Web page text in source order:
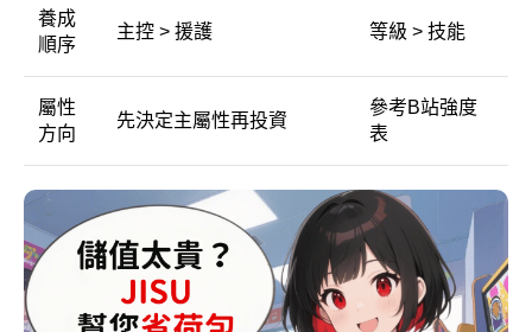
養成
順序
主控 > 援護 等級 > 技能
屬性
方向
先決定主屬性再投資
參考B站強度
表